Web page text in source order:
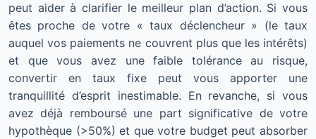
peut aider à clarifier le meilleur plan d’action. Si vous
êtes proche de votre « taux déclencheur » (le taux
auquel vos paiements ne couvrent plus que les intérêts)
et que vous avez une faible tolérance au risque,
convertir en taux fixe peut vous apporter une
tranquillité d’esprit inestimable. En revanche, si vous
avez déjà remboursé une part significative de votre
hypothèque (>50%) et que votre budget peut absorber